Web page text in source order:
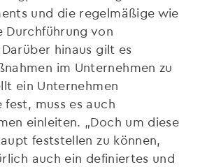
und die regelmäßige wie
Durchführung von
hinaus gilt es
im Unternehmen zu
ein Unternehmen
muss es auch
einleiten. „Doch um diese
feststellen zu können,
auch ein definiertes und